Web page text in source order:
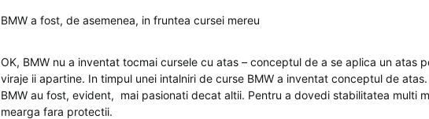
BMW a fost, de asemenea, in fruntea cursei mereu
OK, BMW nu a inventat tocmai cursele cu atas – conceptul de a se aplica un atas
viraje ii apartine. In timpul unei intalniri de curse BMW a inventat conceptul de
BMW au fost, evident, mai pasionati decat altii. Pentru a dovedi stabilitatea multi
mearga fara protectii.